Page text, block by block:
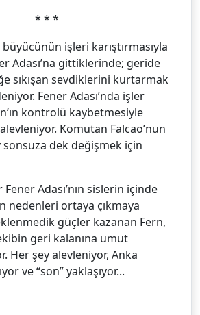
* * *
büyücünün işleri karıştırmasıyla
Adası’na gittiklerinde; geride
sıkışan sevdiklerini kurtarmak
Fener Adası’nda işler
kontrolü kaybetmesiyle
Komutan Falcao’nun
dek değişmek için
Adası’nın sislerin içinde
nedenleri ortaya çıkmaya
güçler kazanan Fern,
geri kalanına umut
Her şey alevleniyor, Anka
ve “son” yaklaşıyor...